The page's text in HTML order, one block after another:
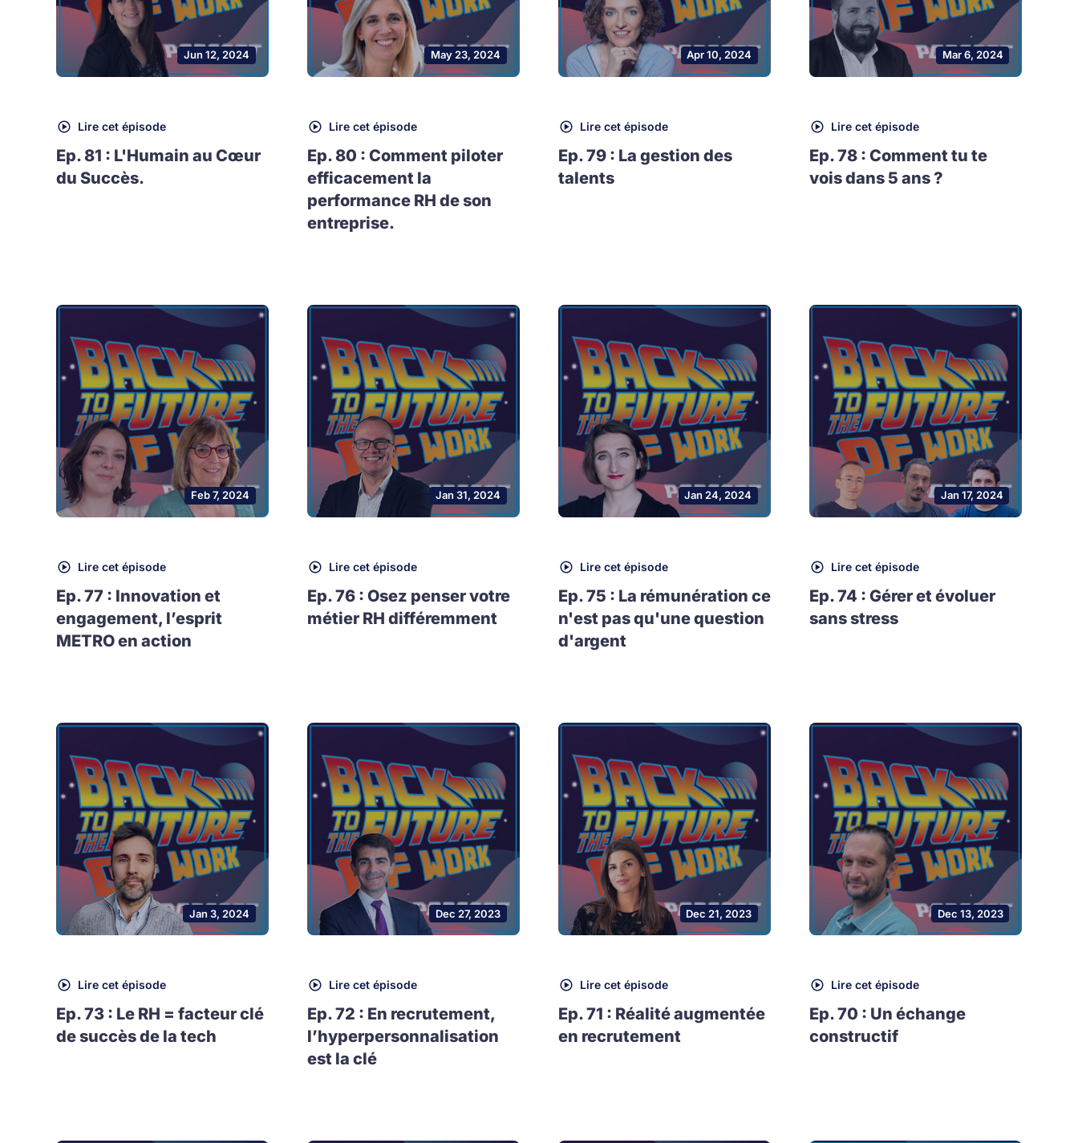
Jun 12, 2024
Lire cet épisode
Ep. 81 : L'Humain au Cœur
du Succès.
May 23, 2024
Lire cet épisode
Ep. 80 : Comment piloter
efficacement la
performance RH de son
entreprise.
Apr 10, 2024
Lire cet épisode
Ep. 79 : La gestion des
talents
Mar 6, 2024
Lire cet épisode
Ep. 78 : Comment tu te
vois dans 5 ans ?
Feb 7, 2024
Lire cet épisode
Ep. 77 : Innovation et
engagement, l’esprit
METRO en action
Jan 31, 2024
Lire cet épisode
Ep. 76 : Osez penser votre
métier RH différemment
Jan 24, 2024
Lire cet épisode
Ep. 75 : La rémunération ce
n'est pas qu'une question
d'argent
Jan 17, 2024
Lire cet épisode
Ep. 74 : Gérer et évoluer
sans stress
Jan 3, 2024
Lire cet épisode
Ep. 73 : Le RH = facteur clé
de succès de la tech
Dec 27, 2023
Lire cet épisode
Ep. 72 : En recrutement,
l’hyperpersonnalisation
est la clé
Dec 21, 2023
Lire cet épisode
Ep. 71 : Réalité augmentée
en recrutement
Dec 13, 2023
Lire cet épisode
Ep. 70 : Un échange
constructif